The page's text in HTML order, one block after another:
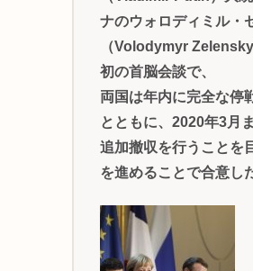
ナのウォロディミル・
（Volodymyr
初の首脳会談で、
両国は年内に完全な停
とともに、2020年3月
追加撤収を行うことを
を進めることで合意し